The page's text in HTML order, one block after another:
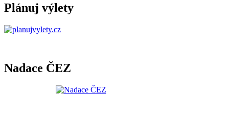
Plánuj výlety
Nadace ČEZ